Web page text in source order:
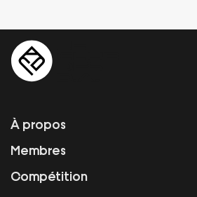
À propos
Membres
Compétition